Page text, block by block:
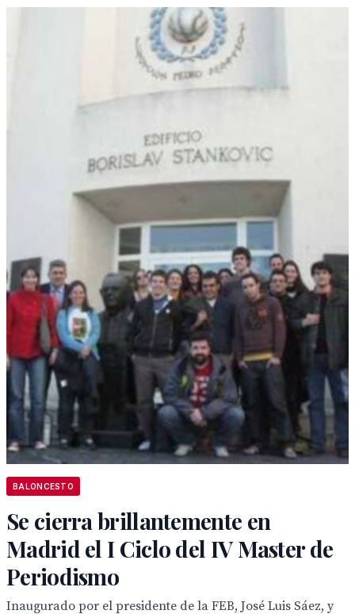
BALONCESTO
Se cierra brillantemente en
Madrid el I Ciclo del IV Master de
Periodismo
Inaugurado por el presidente de la FEB, José Luis Sáez, y